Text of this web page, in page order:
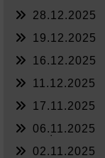
28.12.2025
19.12.2025
16.12.2025
11.12.2025
17.11.2025
06.11.2025
02.11.2025